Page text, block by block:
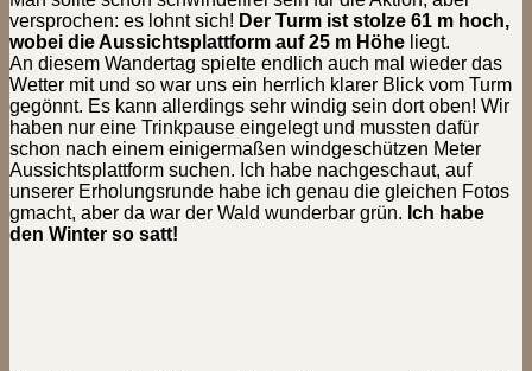
versprochen: es lohnt sich! Der Turm ist stolze 61 m hoch,
wobei die Aussichtsplattform auf 25 m Höhe liegt.
An diesem Wandertag spielte endlich auch mal wieder das
Wetter mit und so war uns ein herrlich klarer Blick vom Turm
gegönnt. Es kann allerdings sehr windig sein dort oben! Wir
haben nur eine Trinkpause eingelegt und mussten dafür
schon nach einem einigermaßen windgeschützen Meter
Aussichtsplattform suchen. Ich habe nachgeschaut, auf
unserer Erholungsrunde habe ich genau die gleichen Fotos
gmacht, aber da war der Wald wunderbar grün. Ich habe
den Winter so satt!